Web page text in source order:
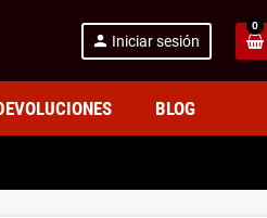
person Iniciar sesión
0
BLOG